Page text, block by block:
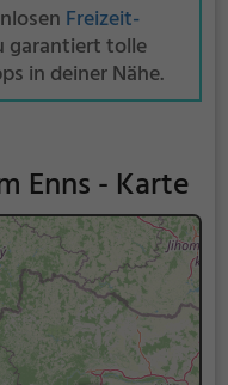
Freizeit-
tolle
in deiner Nähe.
Enns - Karte